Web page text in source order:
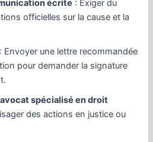
écrite : Exiger du
officielles sur la cause et la
: Envoyer une lettre recommandée
pour demander la signature
spécialisé en droit
des actions en justice ou